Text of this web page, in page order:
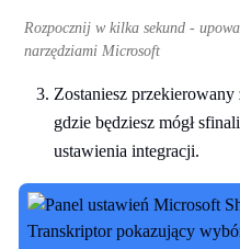
Rozpocznij w kilka sekund -
narzędziami Microsoft
Zostaniesz
gdzie będziesz mógł
ustawienia integracji.